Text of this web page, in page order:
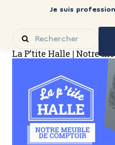
Je suis
SkipLa P’tite Halle | Notre